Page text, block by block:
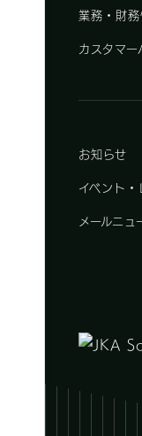
業務・財務
カスタマー
お知らせ
イベント・
メールニュ